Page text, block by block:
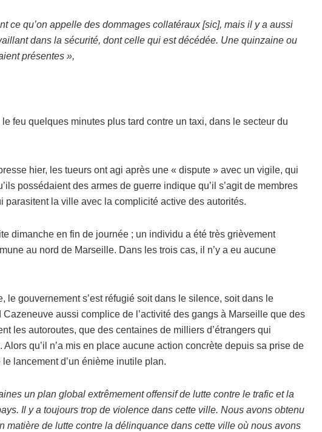
ce qu’on appelle des dommages collatéraux [sic], mais il y a aussi
dans la sécurité, dont celle qui est décédée. Une quinzaine ou
présentes »,
feu quelques minutes plus tard contre un taxi, dans le secteur du
hier, les tueurs ont agi après une « dispute » avec un vigile, qui
possédaient des armes de guerre indique qu’il s’agit de membres
parasitent la ville avec la complicité active des autorités.
dimanche en fin de journée ; un individu a été très grièvement
au nord de Marseille. Dans les trois cas, il n’y a eu aucune
le gouvernement s’est réfugié soit dans le silence, soit dans le
Cazeneuve aussi complice de l’activité des gangs à Marseille que des
les autoroutes, que des centaines de milliers d’étrangers qui
qu’il n’a mis en place aucune action concrète depuis sa prise de
lancement d’un énième inutile plan.
un plan global extrêmement offensif de lutte contre le trafic et la
Il y a toujours trop de violence dans cette ville. Nous avons obtenu
matière de lutte contre la délinquance dans cette ville où nous avons